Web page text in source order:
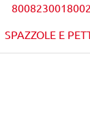
8008230018002
SPAZZOLE E